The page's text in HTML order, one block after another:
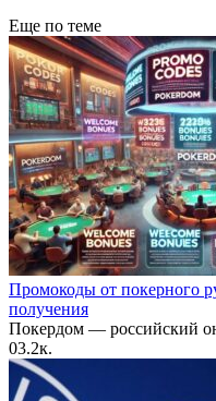
Еще по теме
Промокоды от покерного
получения
Покердом — российский
03.2к.